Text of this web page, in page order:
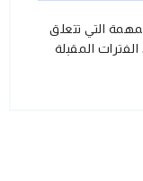
التي تتعلق
المقبلة